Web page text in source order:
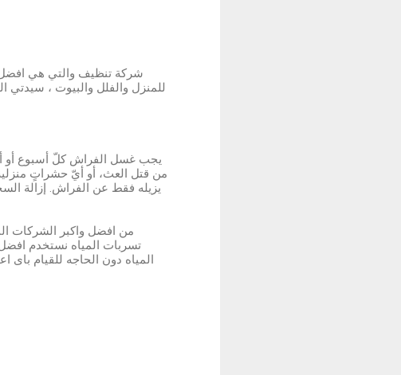
شركة تنظيف والتي هي
للمنزل والفلل والبيوت ، سيدتي
من قتل العث، أو أيّ حشراتٍ
يزيله فقط عن الفراش. إزالة
من افضل واكبر الشركات
تسربات المياه نستخدم
المياه دون الحاجه للقيام